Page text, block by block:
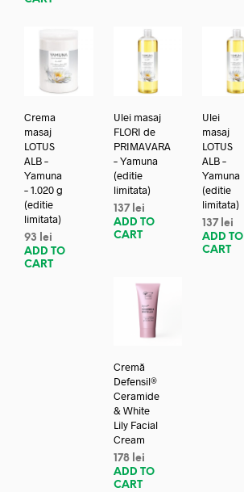
Crema
masaj
LOTUS
ALB –
Yamuna
– 1.020 g
(editie
limitata)
93
lei
ADD TO
CART
Ulei masaj
FLORI de
PRIMAVARA
– Yamuna
(editie
limitata)
137 lei
ADD TO
CART
Ulei
masaj
LOTUS
ALB –
Yamuna
(editie
limitata)
137 lei
ADD TO
CART
Cremă
Defensil®
Ceramide
& White
Lily Facial
Cream
178 lei
ADD TO
CART